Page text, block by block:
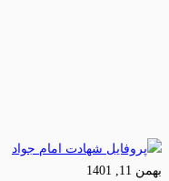
بهمن 11, 1401